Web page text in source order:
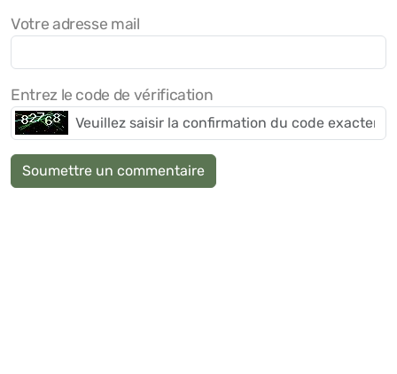
Votre adresse mail
Entrez le code de vérification
Soumettre un commentaire